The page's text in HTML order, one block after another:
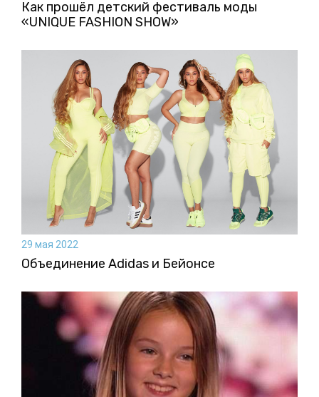
Как прошёл детский фестиваль моды
«UNIQUE FASHION SHOW»
29 мая 2022
Объединение Adidas и Бейонсе